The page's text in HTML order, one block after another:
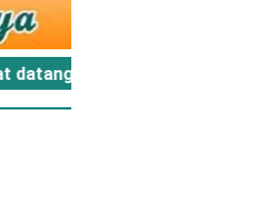
datang di Retro Aksesoris